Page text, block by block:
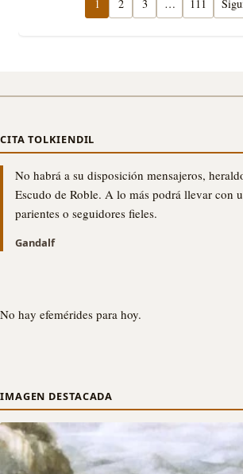
1 2 3 … 111
CITA TOLKIENDIL
No habrá a su disposición mensajeros,
Escudo de Roble. A lo más podrá llevar con
parientes o seguidores fieles.
Gandalf
No hay efemérides para hoy.
IMAGEN DESTACADA